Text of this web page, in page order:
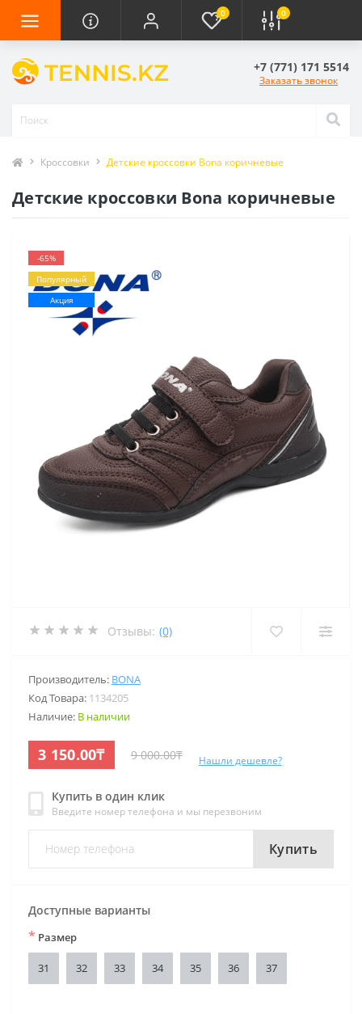
0 0
+7 (771) 171 5514
Заказать звонок
Кроссовки Детские кроссовки Bona коричневые
Детские кроссовки Bona коричневые
-65%
Популярный
Акция
Отзывы: (0)
Производитель: BONA
Код Товара: 1134205
Наличие: В наличии
3 150.00₸ 9 000.00₸ Нашли дешевле?
Купить в один клик
Введите номер телефона и мы перезвоним
Купить
Доступные варианты
* Размер
31 32 33 34 35 36 37